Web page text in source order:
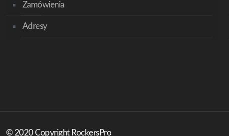
Zamówienia
Adresy
© 2020 Copyright RockersPro